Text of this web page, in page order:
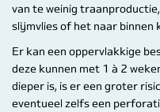
van te weinig
slijmvlies of het naar binnen
Er kan een oppervlakkige
deze kunnen met 1 à 2
dieper is, is er een groter
eventueel zelfs een